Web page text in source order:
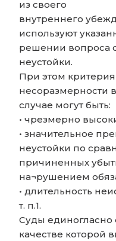
из своего
внутреннего
используют
решении вопроса
неустойки.
При этом
несоразмерности
случае могут быть:
• чрезмерно
• значительное
неустойки по
причиненных
на¬рушением
• длительность
т. п.1.
Суды единогласно
качестве которой